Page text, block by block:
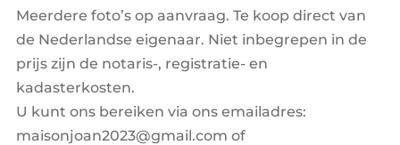
Meerdere foto’s op aanvraag. Te koop direct van
de Nederlandse eigenaar. Niet inbegrepen in de
prijs zijn de notaris-, registratie- en
kadasterkosten.
U kunt ons bereiken via ons emailadres:
maisonjoan2023@gmail.com of